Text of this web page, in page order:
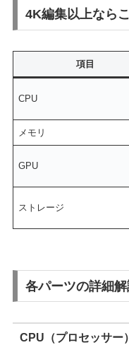
4K編集以上なら
項目
CPU
メモリ
GPU
ストレージ
各パーツの詳細
CPU（プロセッサー）